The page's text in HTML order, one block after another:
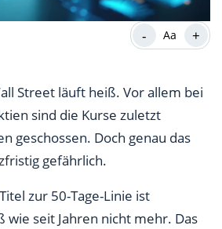
- Aa +
Street läuft heiß. Vor allem bei
sind die Kurse zuletzt
geschossen. Doch genau das
gefährlich.
zur 50-Tage-Linie ist
seit Jahren nicht mehr. Das